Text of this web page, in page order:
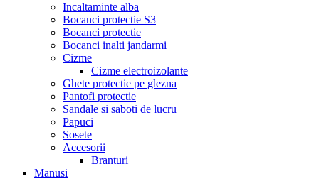
Incaltaminte alba
Bocanci protectie S3
Bocanci protectie
Bocanci inalti jandarmi
Cizme
Cizme electroizolante
Ghete protectie pe glezna
Pantofi protectie
Sandale si saboti de lucru
Papuci
Sosete
Accesorii
Branturi
Manusi